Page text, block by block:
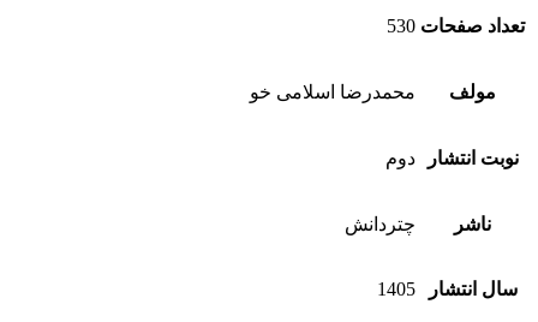
تعداد صفحات 530
مولف محمدرضا اسلامی خو
نوبت انتشار دوم
ناشر چتردانش
سال انتشار 1405